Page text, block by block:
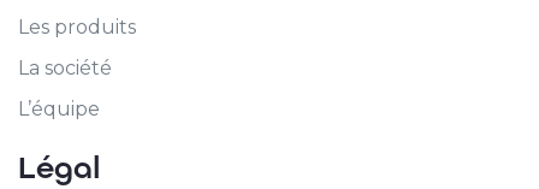
Les produits
La société
L’équipe
Légal